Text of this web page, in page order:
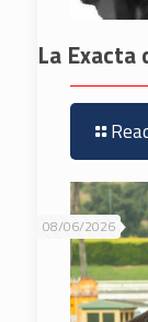
La Exacta
08/06/2026